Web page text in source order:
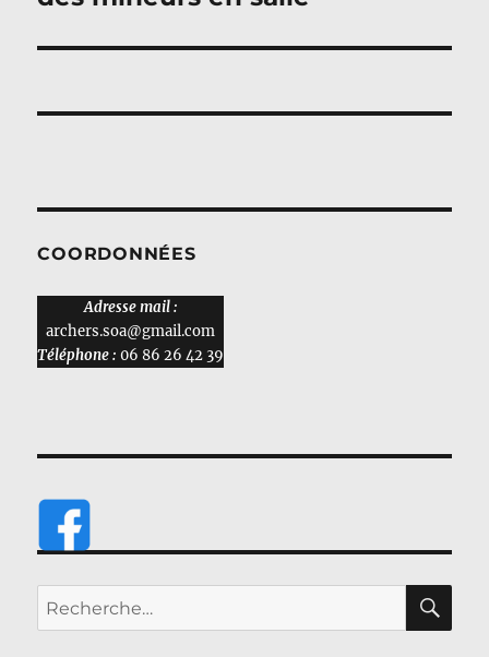
COORDONNÉES
Adresse mail :
archers.soa@gmail.com
Téléphone : 06 86 26 42 39
Recherche
pour :